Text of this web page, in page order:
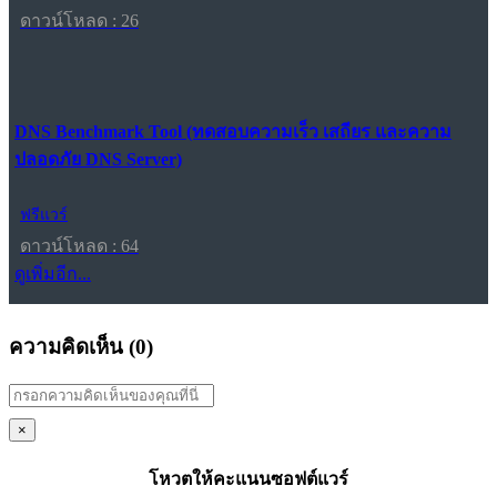
ดาวน์โหลด : 26
DNS Benchmark Tool (ทดสอบความเร็ว เสถียร และความ
ปลอดภัย DNS Server)
ฟรีแวร์
ดาวน์โหลด : 64
ดูเพิ่มอีก...
ความคิดเห็น (0)
×
โหวตให้คะแนนซอฟต์แวร์